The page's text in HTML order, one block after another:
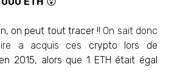
on peut tout tracer !! On sait donc
a acquis ces crypto lors de
2015, alors que 1 ETH était égal